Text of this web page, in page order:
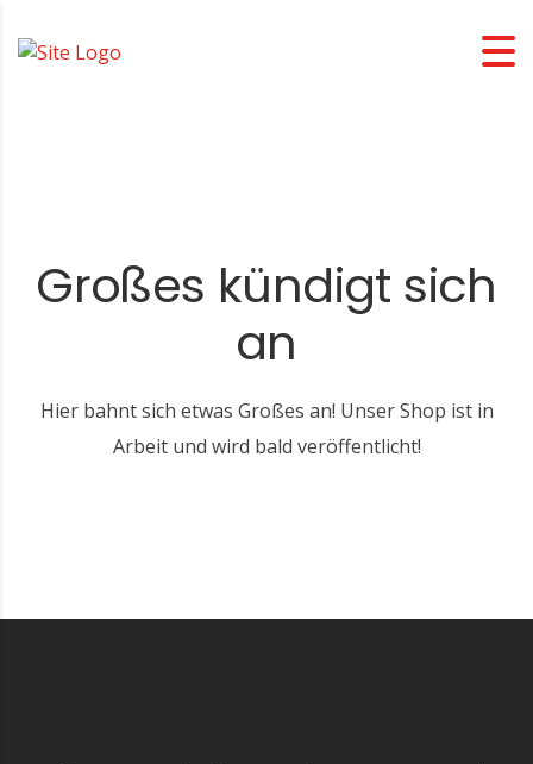
Großes kündigt sich
an
Hier bahnt sich etwas Großes an! Unser Shop ist in
Arbeit und wird bald veröffentlicht!